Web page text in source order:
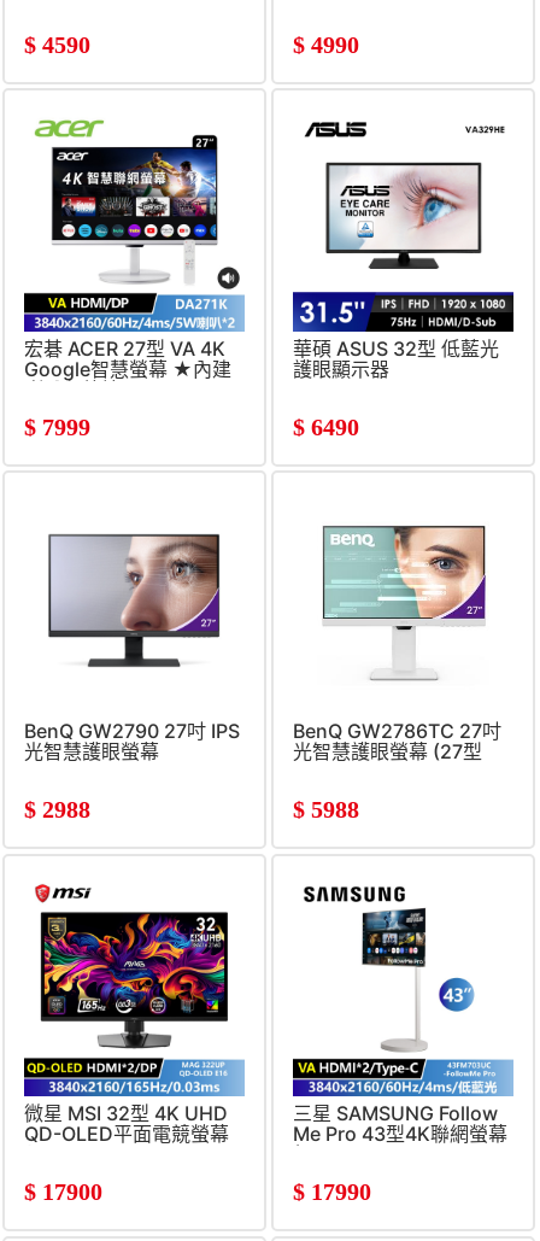
$ 4590 $ 4990
宏碁 ACER 27型 VA 4K
Google智慧螢幕 ★內建
喇叭免外接★
喇叭*2)
$ 7999
華碩 ASUS 32型 低藍光
護眼顯示器
$ 6490
BenQ GW2790 27吋 IPS
光智慧護眼螢幕
$ 2988
BenQ GW2786TC 27吋
光智慧護眼螢幕 (27型
$ 5988
微星 MSI 32型 4K UHD
QD-OLED平面電競螢幕
$ 17900
三星 SAMSUNG Follow
Me Pro 43型4K聯網螢幕
可調式支架)
$ 17990